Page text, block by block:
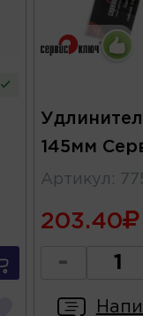
145мм
Артикул :
203.40
-